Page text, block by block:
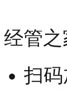
经管之
扫码